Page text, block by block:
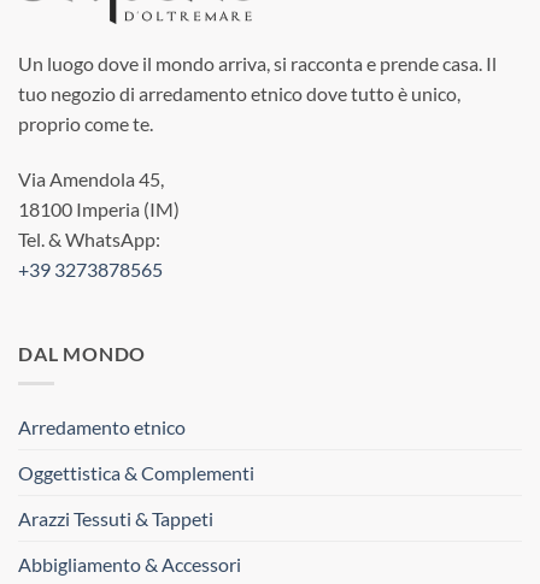
Un luogo dove il mondo arriva, si racconta e prende casa. Il
tuo negozio di arredamento etnico dove tutto è unico,
proprio come te.
Via Amendola 45,
18100 Imperia (IM)
Tel. & WhatsApp:
+39 3273878565
DAL MONDO
Arredamento etnico
Oggettistica & Complementi
Arazzi Tessuti & Tappeti
Abbigliamento & Accessori